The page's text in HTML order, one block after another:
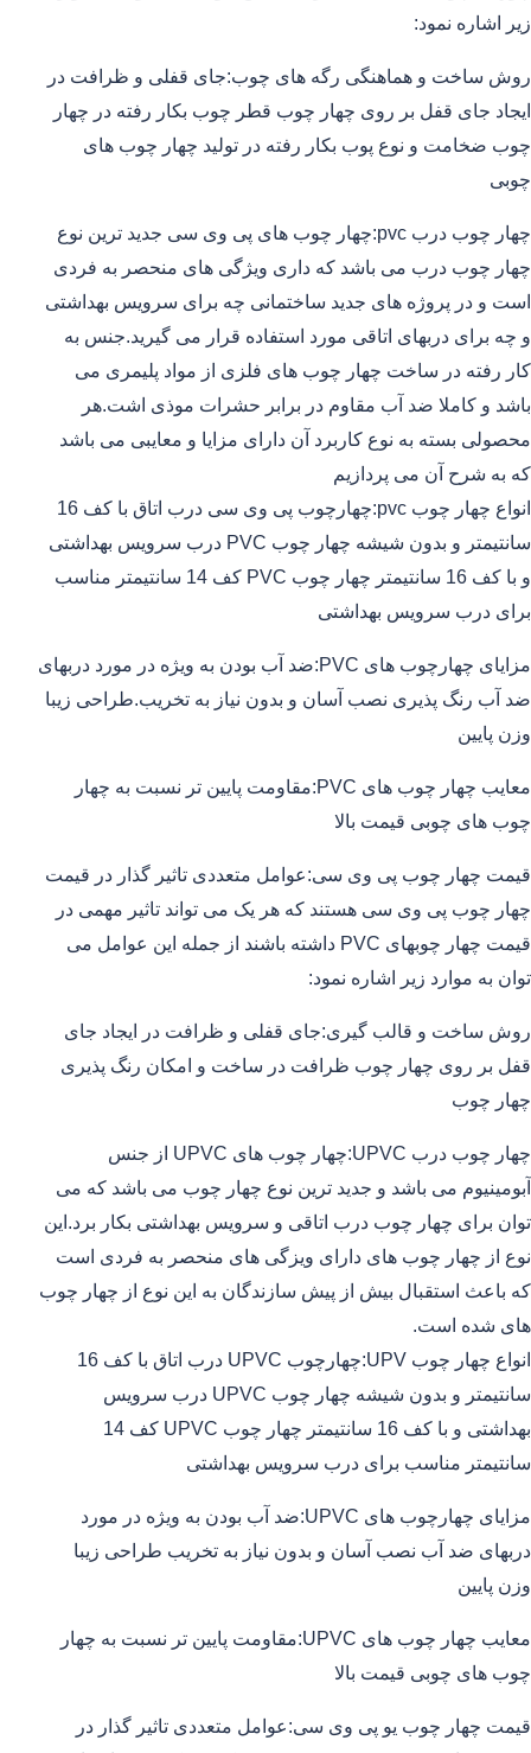
زیر اشاره نمود:
روش ساخت و هماهنگی رگه های چوب:جای قفلی و ظرافت در
ایجاد جای قفل بر روی چهار چوب قطر چوب بکار رفته در چهار
چوب ضخامت و نوع پوب بکار رفته در تولید چهار چوب های
چوبی
چهار چوب درب pvc:چهار چوب های پی وی سی جدید ترین نوع
چهار چوب درب می باشد که داری ویژگی های منحصر به فردی
است و در پروژه های جدید ساختمانی چه برای سرویس بهداشتی
و چه برای دربهای اتاقی مورد استفاده قرار می گیرید.جنس به
کار رفته در ساخت چهار چوب های فلزی از مواد پلیمری می
باشد و کاملا ضد آب مقاوم در برابر حشرات موذی اشت.هر
محصولی بسته به نوع کاربرد آن دارای مزایا و معایبی می باشد
که به شرح آن می پردازیم
انواع چهار چوب pvc:چهارچوب پی وی سی درب اتاق با کف 16
سانتیمتر و بدون شیشه چهار چوب PVC درب سرویس بهداشتی
و با کف 16 سانتیمتر چهار چوب PVC کف 14 سانتیمتر مناسب
برای درب سرویس بهداشتی
مزایای چهارچوب های PVC:ضد آب بودن به ویژه در مورد دربهای
ضد آب رنگ پذیری نصب آسان و بدون نیاز به تخریب.طراحی زیبا
وزن پایین
معایب چهار چوب های PVC:مقاومت پایین تر نسبت به چهار
چوب های چوبی قیمت بالا
قیمت چهار چوب پی وی سی:عوامل متعددی تاثیر گذار در قیمت
چهار چوب پی وی سی هستند که هر یک می تواند تاثیر مهمی در
قیمت چهار چوبهای PVC داشته باشند از جمله این عوامل می
توان به موارد زیر اشاره نمود:
روش ساخت و قالب گیری:جای قفلی و ظرافت در ایجاد جای
قفل بر روی چهار چوب ظرافت در ساخت و امکان رنگ پذیری
چهار چوب
چهار چوب درب UPVC:چهار چوب های UPVC از جنس
آبومینیوم می باشد و جدید ترین نوع چهار چوب می باشد که می
توان برای چهار چوب درب اتاقی و سرویس بهداشتی بکار برد.این
نوع از چهار چوب های دارای ویزگی های منحصر به فردی است
که باعث استقبال بیش از پیش سازندگان به این نوع از چهار چوب
های شده است.
انواع چهار چوب UPV:چهارچوب UPVC درب اتاق با کف 16
سانتیمتر و بدون شیشه چهار چوب UPVC درب سرویس
بهداشتی و با کف 16 سانتیمتر چهار چوب UPVC کف 14
سانتیمتر مناسب برای درب سرویس بهداشتی
مزایای چهارچوب های UPVC:ضد آب بودن به ویژه در مورد
دربهای ضد آب نصب آسان و بدون نیاز به تخریب طراحی زیبا
وزن پایین
معایب چهار چوب های UPVC:مقاومت پایین تر نسبت به چهار
چوب های چوبی قیمت بالا
قیمت چهار چوب یو پی وی سی:عوامل متعددی تاثیر گذار در